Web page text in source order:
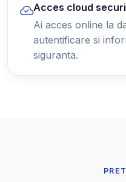
Acces cloud
Ai acces online la
autentificare si
siguranta.